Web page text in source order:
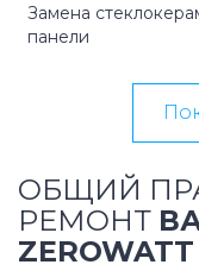
Замена
панели
ОБЩИЙ
РЕМОНТ
ZEROWATT